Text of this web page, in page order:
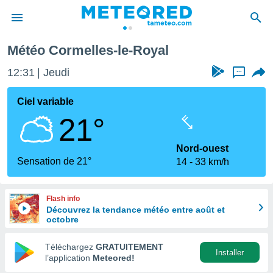
de
en
Météo Cormelles-le-Royal
12:31 Jeudi ...
Ciel variable
21°
Sensation de 21°
Nord-ouest
14
33 km/h
Flash info
Découvrez la tendance météo entre août et
octobre
Téléchargez GRATUITEMENT
l’application Meteored!
Installer